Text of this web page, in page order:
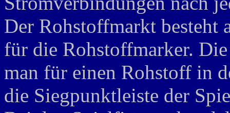
Der Rohstoffmarkt besteht
für die Rohstoffmarker.
man für einen Rohstoff in
die Siegpunktleiste der